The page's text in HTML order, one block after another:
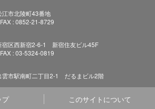
市北陵町43番地
: 0852-21-8729
区西新宿2-6-1 新宿住友ビル45F
: 03-5324-0819
市駅南町二丁目2-1 だるまビル2階
プ このサイトについて